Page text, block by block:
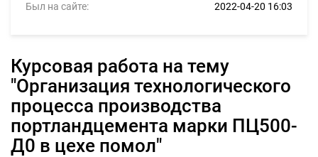
Был на сайте: 2022-04-20 16:03
курсовая работа на тему
"Организация технологического
процесса производства
портландцемента марки ПЦ500-
Д0 в цехе помол"